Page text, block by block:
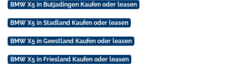
BMW X5 in Butjadingen Kaufen oder leasen
BMW X5 in Stadland Kaufen oder leasen
BMW X5 in Geestland Kaufen oder leasen
BMW X5 in Friesland Kaufen oder leasen